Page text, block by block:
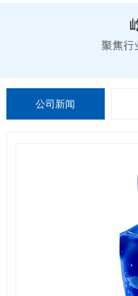
公司新闻